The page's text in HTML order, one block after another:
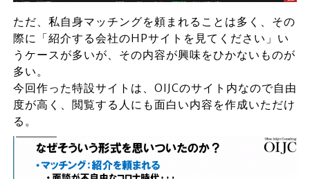
ただ、私自身マッチングを頼まれることは多く、その
際に「紹介する会社のHPサイトを見てください」い
うケースが多いが、その内容が興味をひかないものが
多い。
今回作った特設サイトは、OIJCのサイト内なので自由
度が高く、閲覧する人にも面白い内容を作成いただけ
る。